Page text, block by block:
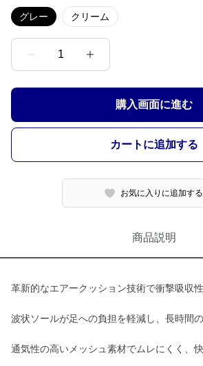
グレー クリーム
1
購入画面に進む
カートに追加する
お気に入りに追加する
商品説明
革新的なエアークッション技術で衝撃吸収性
波状ソールが足への負担を軽減し、長時間の
通気性の高いメッシュ素材でムレにくく、快